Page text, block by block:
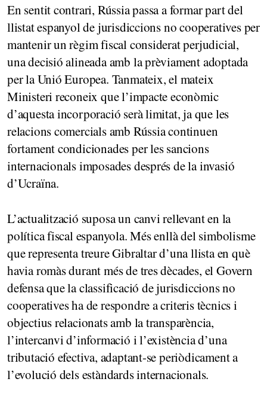
En sentit contrari, Rússia passa a formar part del
llistat espanyol de jurisdiccions no cooperatives per
mantenir un règim fiscal considerat perjudicial,
una decisió alineada amb la prèviament adoptada
per la Unió Europea. Tanmateix, el mateix
Ministeri reconeix que l’impacte econòmic
d’aquesta incorporació serà limitat, ja que les
relacions comercials amb Rússia continuen
fortament condicionades per les sancions
internacionals imposades després de la invasió
d’Ucraïna.
L’actualització suposa un canvi rellevant en la
política fiscal espanyola. Més enllà del simbolisme
que representa treure Gibraltar d’una llista en què
havia romàs durant més de tres dècades, el Govern
defensa que la classificació de jurisdiccions no
cooperatives ha de respondre a criteris tècnics i
objectius relacionats amb la transparència,
l’intercanvi d’informació i l’existència d’una
tributació efectiva, adaptant-se periòdicament a
l’evolució dels estàndards internacionals.